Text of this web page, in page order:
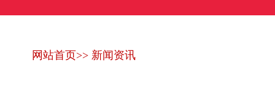
网站首页>> 新闻资讯